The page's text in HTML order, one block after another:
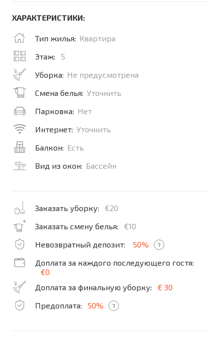
ХАРАКТЕРИСТИКИ:
Тип жилья: Квартира
Этаж:
5
Уборка: Не предусмотрена
Смена белья: Уточнить
Парковка: Нет
Интернет: Уточнить
Балкон: Есть
Вид из окон: Бассейн
Заказать уборку:
€20
Заказать смену белья:
€10
Невозвратный депозит:
50% ?
Доплата за каждого последующего гостя:
€0
Доплата за финальную уборку:
€ 30
Предоплата:
50% ?